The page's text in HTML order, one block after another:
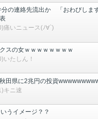
分の連絡先流出か 「おわびしま
痛いニュース(ﾉ∀`)
スの女ｗｗｗｗｗｗｗｗ
たしん！
秋田県に2兆円の投資
キニ速
うイメージ？？